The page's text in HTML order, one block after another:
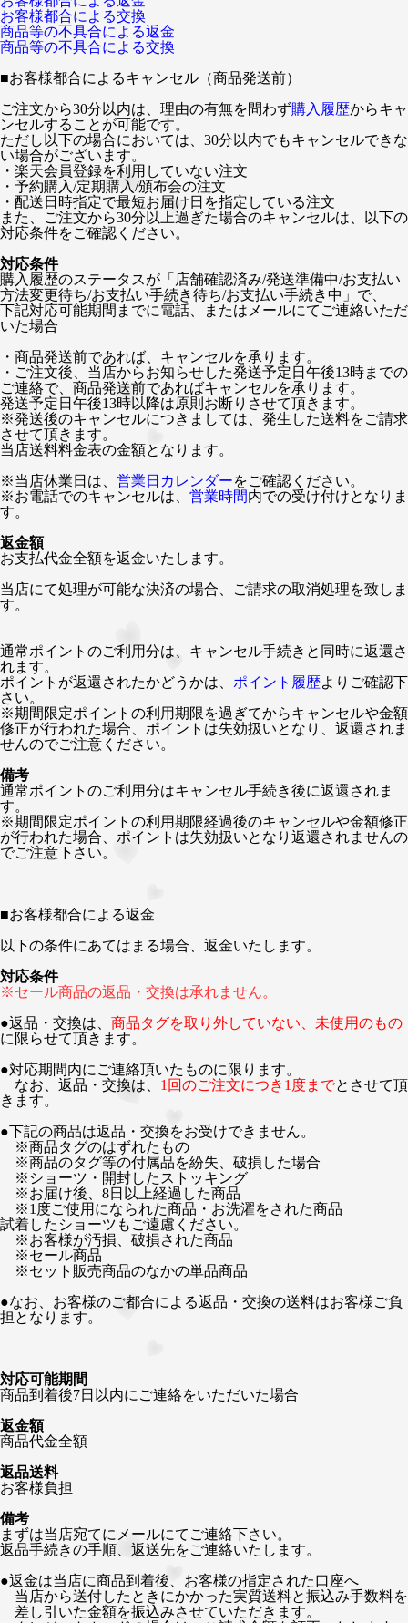
お客様都合による交換
商品等の不具合による返金
商品等の不具合による交換
■お客様都合によるキャンセル（商品発送前）
ご注文から30分以内は、理由の有無を問わず購入履歴からキャ
ンセルすることが可能です。
ただし以下の場合においては、30分以内でもキャンセルできな
い場合がございます。
・楽天会員登録を利用していない注文
・予約購入/定期購入/頒布会の注文
・配送日時指定で最短お届け日を指定している注文
また、ご注文から30分以上過ぎた場合のキャンセルは、以下の
対応条件をご確認ください。
対応条件
購入履歴のステータスが「店舗確認済み/発送準備中/お支払い
方法変更待ち/お支払い手続き待ち/お支払い手続き中」で、
下記対応可能期間までに電話、またはメールにてご連絡いただ
いた場合
・商品発送前であれば、キャンセルを承ります。
・ご注文後、当店からお知らせした発送予定日午後13時までの
ご連絡で、商品発送前であればキャンセルを承ります。
発送予定日午後13時以降は原則お断りさせて頂きます。
※発送後のキャンセルにつきましては、発生した送料をご請求
させて頂きます。
当店送料料金表の金額となります。
※当店休業日は、 営業日カレンダーをご確認ください。
※お電話でのキャンセルは、 営業時間内での受け付けとなりま
す。
返金額
お支払代金全額を返金いたします。
当店にて処理が可能な決済の場合、ご請求の取消処理を致しま
す。
通常ポイントのご利用分は、キャンセル手続きと同時に返還さ
れます。
ポイントが返還されたかどうかは、 ポイント履歴よりご確認下
さい。
※期間限定ポイントの利用期限を過ぎてからキャンセルや金額
修正が行われた場合、ポイントは失効扱いとなり、返還されま
せんのでご注意ください。
備考
通常ポイントのご利用分はキャンセル手続き後に返還されま
す。
※期間限定ポイントの利用期限経過後のキャンセルや金額修正
が行われた場合、ポイントは失効扱いとなり返還されませんの
でご注意下さい。
■お客様都合による返金
以下の条件にあてはまる場合、返金いたします。
対応条件
※セール商品の返品・交換は承れません。
●返品・交換は、 商品タグを取り外していない、未使用のもの
に限らせて頂きます。
●対応期間内にご連絡頂いたものに限ります。
なお、返品・交換は、 1回のご注文につき1度までとさせて頂
きます。
●下記の商品は返品・交換をお受けできません。
※商品タグのはずれたもの
※商品のタグ等の付属品を紛失、破損した場合
※ショーツ・開封したストッキング
※お届け後、8日以上経過した商品
※1度ご使用になられた商品・お洗濯をされた商品
試着したショーツもご遠慮ください。
※お客様が汚損、破損された商品
※セール商品
※セット販売商品のなかの単品商品
●なお、お客様のご都合による返品・交換の送料はお客様ご負
担となります。
対応可能期間
商品到着後7日以内にご連絡をいただいた場合
返金額
商品代金全額
返品送料
お客様負担
備考
まずは当店宛てにメールにてご連絡下さい。
返品手続きの手順、返送先をご連絡いたします。
●返金は当店に商品到着後、お客様の指定された口座へ
当店から送付したときにかかった実質送料と振込み手数料を
差し引いた金額を振込みさせていただきます。